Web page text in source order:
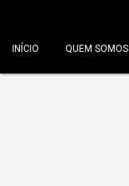
INÍCIO QUEM SOMOS